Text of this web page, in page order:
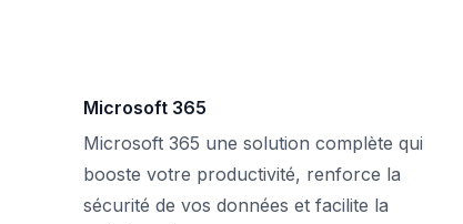
Microsoft 365
Microsoft 365 une solution complète qui
booste votre productivité, renforce la
sécurité de vos données et facilite la